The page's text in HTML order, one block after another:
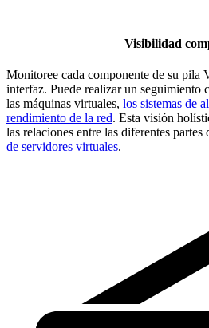
Visibilidad
Monitoree cada componente de su pila
interfaz. Puede realizar un seguimiento
las máquinas virtuales, los sistemas de
rendimiento de la red. Esta visión
las relaciones entre las diferentes partes
de servidores virtuales.